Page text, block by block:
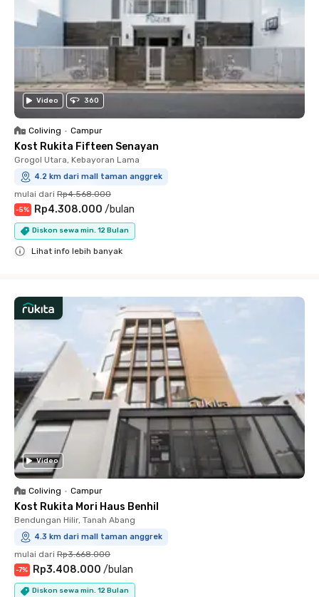
Video 360
Coliving • Campur
Kost Rukita Fifteen Senayan
Grogol Utara, Kebayoran Lama
4.2 km dari mall taman anggrek
mulai dari Rp4.568.000
-5% Rp4.308.000 /bulan
Diskon sewa min. 12 Bulan
Lihat info lebih banyak
Video
Coliving • Campur
Kost Rukita Mori Haus Benhil
Bendungan Hilir, Tanah Abang
4.3 km dari mall taman anggrek
mulai dari Rp3.668.000
-7% Rp3.408.000 /bulan
Diskon sewa min. 12 Bulan